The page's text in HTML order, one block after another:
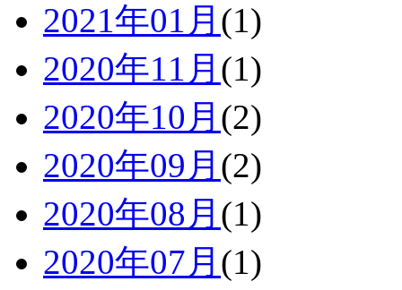
2021年01月 (1)
2020年11月 (1)
2020年10月 (2)
2020年09月 (2)
2020年08月 (1)
2020年07月 (1)